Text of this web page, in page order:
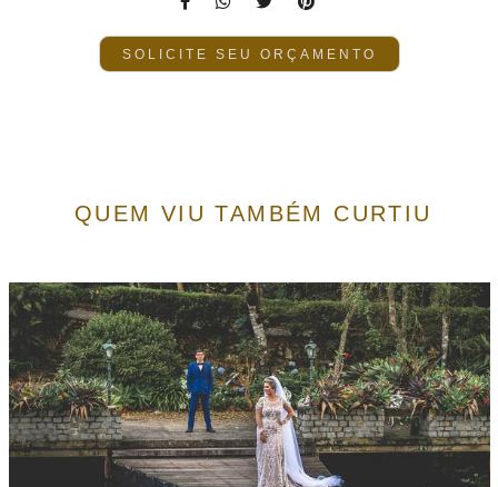
SOLICITE SEU ORÇAMENTO
QUEM VIU TAMBÉM CURTIU